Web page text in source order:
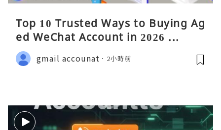
Top 10 Trusted Ways to Buying Ag
ed WeChat Account in 2026 ...
gmail accounat 2小時前